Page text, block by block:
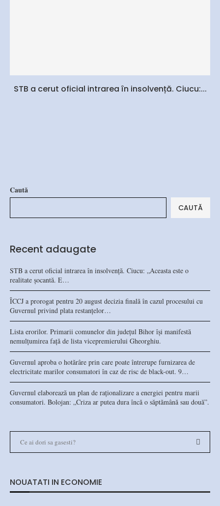
STB a cerut oficial intrarea în insolvență. Ciucu:...
Caută
CAUTĂ
Recent adaugate
STB a cerut oficial intrarea în insolvență. Ciucu: „Aceasta este o
realitate șocantă. E…
ÎCCJ a prorogat pentru 20 august decizia finală în cazul procesului cu
Guvernul privind plata restanțelor…
Lista erorilor. Primarii comunelor din județul Bihor își manifestă
nemulțumirea față de lista vicepremierului Gheorghiu.
Guvernul aproba o hotărâre prin care poate întrerupe furnizarea de
electricitate marilor consumatori în caz de risc de black-out. 9…
Guvernul elaborează un plan de raționalizare a energiei pentru marii
consumatori. Bolojan: „Criza ar putea dura încă o săptămână sau două”.
NOUATATI IN ECONOMIE